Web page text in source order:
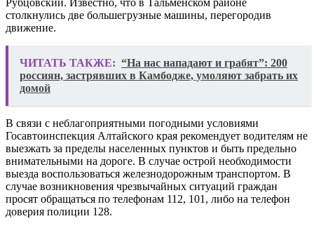
столкнулись две большегрузные машины, перегородив
движение.
ЧИТАТЬ ТАКЖЕ: “На нас нападают и грабят”: 200
россиян, застрявших в Камбодже, умоляют забрать их
домой
В связи с неблагоприятными погодными условиями
Госавтоинспекция Алтайского края рекомендует водителям не
выезжать за пределы населенных пунктов и быть предельно
внимательными на дороге. В случае острой необходимости
выезда воспользоваться железнодорожным транспортом. В
случае возникновения чрезвычайных ситуаций граждан
просят обращаться по телефонам 112, 101, либо на телефон
доверия полиции 128.